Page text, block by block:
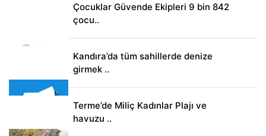
Çocuklar Güvende Ekipleri 9 bin 842
çocu..
Kandıra’da tüm sahillerde denize
girmek ..
Terme’de Miliç Kadınlar Plajı ve
havuzu ..